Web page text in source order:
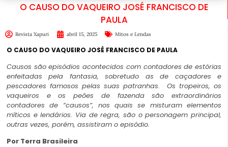
O CAUSO DO VAQUEIRO JOSÉ FRANCISCO DE
PAULA
Revista Xapuri abril 15, 2025 Mitos e Lendas
O CAUSO DO VAQUEIRO JOSÉ FRANCISCO DE PAULA
Causos são episódios acontecidos com contadores de estórias
enfeitadas pela fantasia, sobretudo as de caçadores e
pescadores famosos pelas suas patranhas. Os tropeiros, os
vaqueiros e os peões de fazenda são extraordinários
contadores de “causos”, nos quais se misturam elementos
míticos e lendários. Via de regra, são o personagem principal,
outras vezes, porém, assistiram o episódio.
Por Terra Brasileira